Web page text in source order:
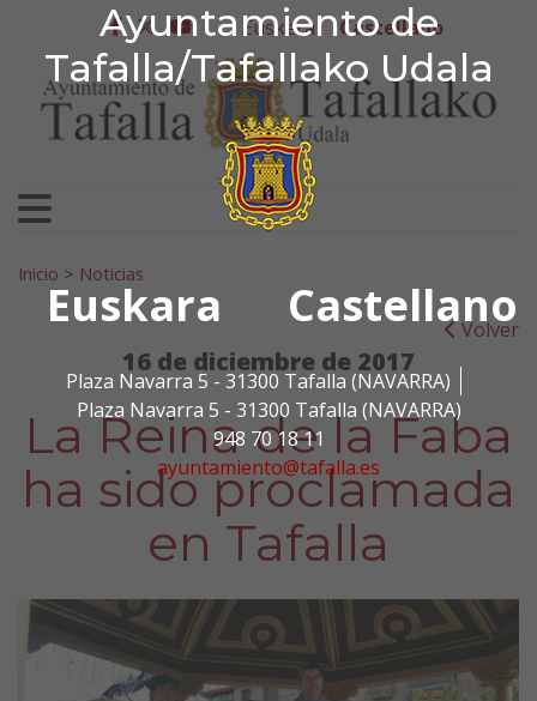
Ayuntamiento de
Tafalla/Tafallako Udala
Euskara Castellano
Plaza Navarra 5 - 31300 Tafalla (NAVARRA)
Plaza Navarra 5 - 31300 Tafalla (NAVARRA)
948 70 18 11
ayuntamiento@tafalla.es
Ir al contenido
Ayuntamiento de
facebook
twitter
youtube
Euskera Castellano
Search for:
Inicio > Noticias
Volver
16 de diciembre de 2017
La Reina de la Faba
ha sido proclamada
en Tafalla